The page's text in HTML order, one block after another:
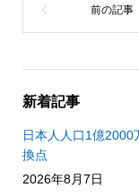
新着記事
日本人人口1億
換点
2026年8月7日